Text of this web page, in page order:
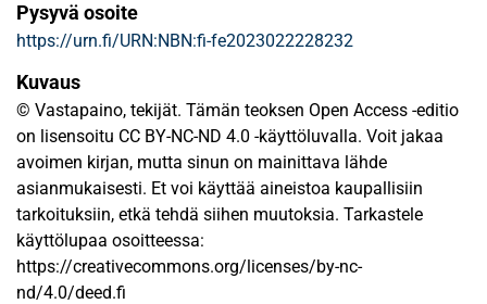
Pysyvä osoite
https://urn.fi/URN:NBN:fi-fe2023022228232
Kuvaus
© Vastapaino, tekijät. Tämän teoksen Open Access -editio
on lisensoitu CC BY-NC-ND 4.0 -käyttöluvalla. Voit jakaa
avoimen kirjan, mutta sinun on mainittava lähde
asianmukaisesti. Et voi käyttää aineistoa kaupallisiin
tarkoituksiin, etkä tehdä siihen muutoksia. Tarkastele
käyttölupaa osoitteessa:
https://creativecommons.org/licenses/by-nc-
nd/4.0/deed.fi